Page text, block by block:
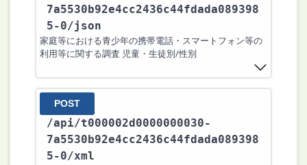
7a5530b92e4cc2436c44fdada089398
5-0/json
家庭等における青少年の携帯電話・スマートフォン等の
利用等に関する調査 児童・生徒別/性別
POST
/api/t000002d0000000030-
7a5530b92e4cc2436c44fdada089398
5-0/xml